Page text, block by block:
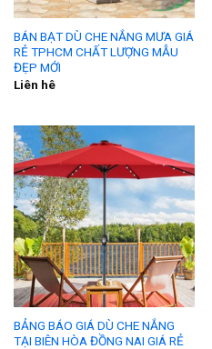
BÁN BẠT DÙ CHE NẮNG MƯA GIÁ
RẺ TPHCM CHẤT LƯỢNG MẪU
ĐẸP MỚI
Liên hê
BẢNG BÁO GIÁ DÙ CHE NẮNG
TẠI BIÊN HÒA ĐỒNG NAI GIÁ RẺ